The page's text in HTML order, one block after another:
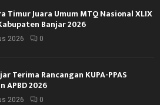
Timur Juara Umum MTQ Nasional XLIX
Banjar 2026
2026 0
Terima Rancangan KUPA-PPAS
APBD 2026
2026 0